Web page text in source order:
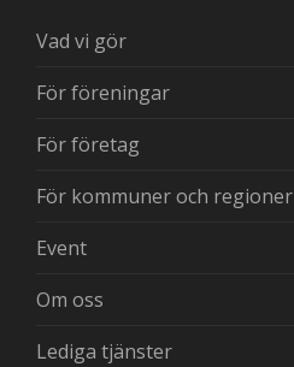
Vad vi gör
För föreningar
För företag
För kommuner och regioner
Event
Om oss
Lediga tjänster